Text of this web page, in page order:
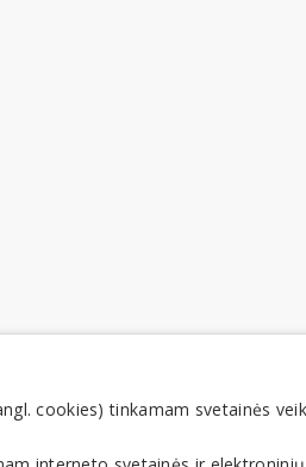
cookies) tinkamam svetainės